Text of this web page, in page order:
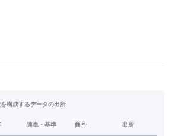
構成するデータの出所
連単・基準 商号 出所